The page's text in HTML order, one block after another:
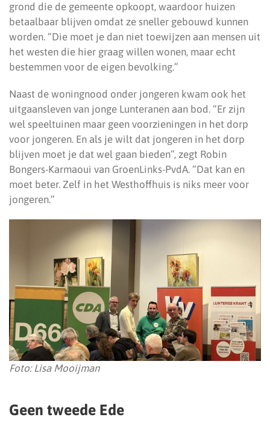
grond die de gemeente opkoopt, waardoor huizen
betaalbaar blijven omdat ze sneller gebouwd kunnen
worden. “Die moet je dan niet toewijzen aan mensen uit
het westen die hier graag willen wonen, maar echt
bestemmen voor de eigen bevolking.”
Naast de woningnood onder jongeren kwam ook het
uitgaansleven van jonge Lunteranen aan bod. “Er zijn
wel speeltuinen maar geen voorzieningen in het dorp
voor jongeren. En als je wilt dat jongeren in het dorp
blijven moet je dat wel gaan bieden”, zegt Robin
Bongers-Karmaoui van GroenLinks-PvdA. “Dat kan en
moet beter. Zelf in het Westhoffhuis is niks meer voor
jongeren.”
Foto: Lisa Mooijman
Geen tweede Ede